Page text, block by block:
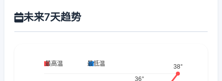
未来7天趋势